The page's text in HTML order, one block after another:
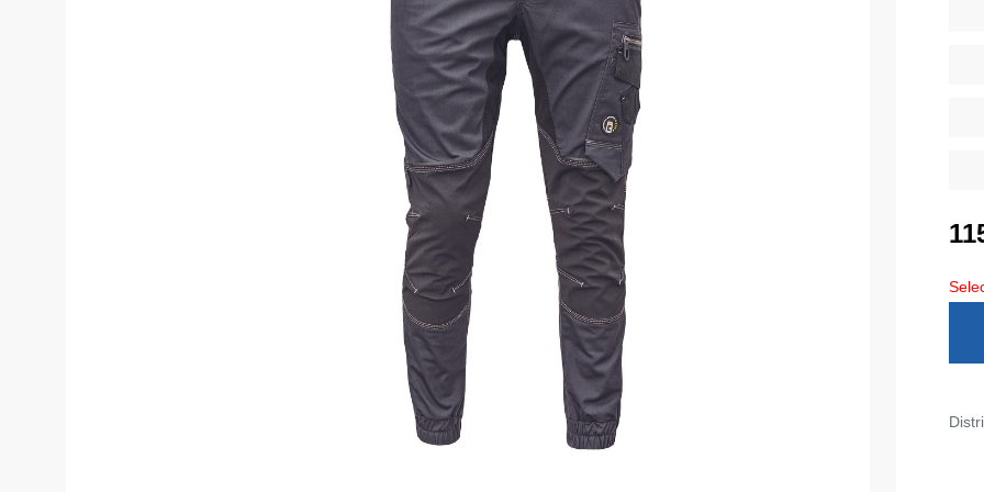
Costume de iarnă
Pantaloni
Pantaloni camuflaj
Pantaloni călduroși
Pantaloni pentru copii
Pantaloni pentru lucru
Pantaloni HoReCa și pantaloni medicali
Blugi, pantaloni pentru toate zilele
Salopete
Salopete pu vara
Salopete pu iarna
Salopete Outlet